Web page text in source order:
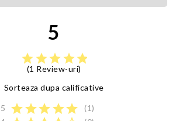
5
starstarstarstarstar
(1 Review-uri)
Sorteaza dupa calificative
5 starstarstarstarstar
(1)